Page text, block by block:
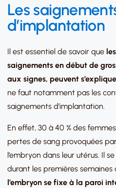
Les
d’implantation
Il est essentiel de savoir que
saignements en début de
aux signes, peuvent
ne faut notamment pas les
saignements d’implantation.
En effet, 30 à 40 % des
pertes de sang provoquées
l’embryon dans leur utérus. Il
durant les premières semaines
l’embryon se fixe à la paroi